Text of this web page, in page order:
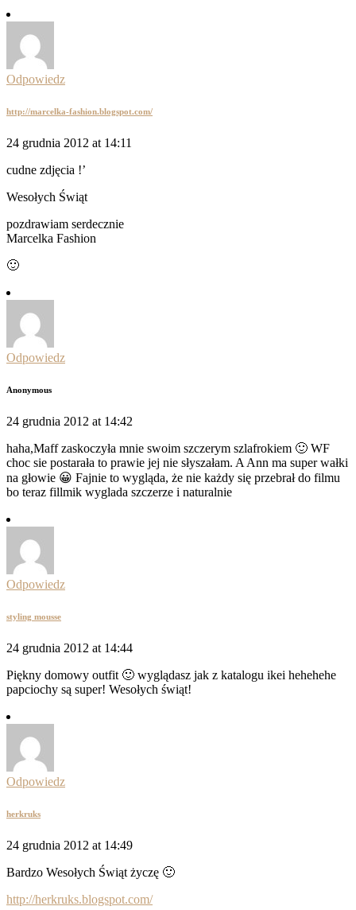
Odpowiedz
http://marcelka-fashion.blogspot.com/
24 grudnia 2012 at 14:11
cudne zdjęcia !’
Wesołych Świąt
pozdrawiam serdecznie
Marcelka Fashion
🙂
Odpowiedz
Anonymous
24 grudnia 2012 at 14:42
haha,Maff zaskoczyła mnie swoim szczerym szlafrokiem 🙂 WF
choc sie postarała to prawie jej nie słyszałam. A Ann ma super wałki
na głowie 😀 Fajnie to wygląda, że nie każdy się przebrał do filmu
bo teraz fillmik wyglada szczerze i naturalnie
Odpowiedz
styling mousse
24 grudnia 2012 at 14:44
Piękny domowy outfit 🙂 wyglądasz jak z katalogu ikei hehehehe
papciochy są super! Wesołych świąt!
Odpowiedz
herkruks
24 grudnia 2012 at 14:49
Bardzo Wesołych Świąt życzę 🙂
http://herkruks.blogspot.com/